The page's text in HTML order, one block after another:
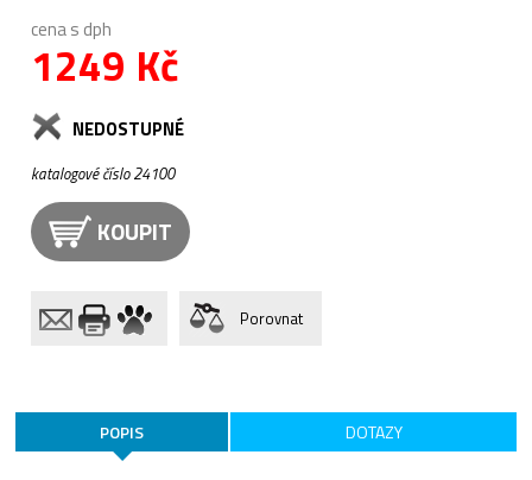
cena s dph
1249 Kč
NEDOSTUPNÉ
katalogové číslo 24100
KOUPIT
Porovnat
POPIS DOTAZY